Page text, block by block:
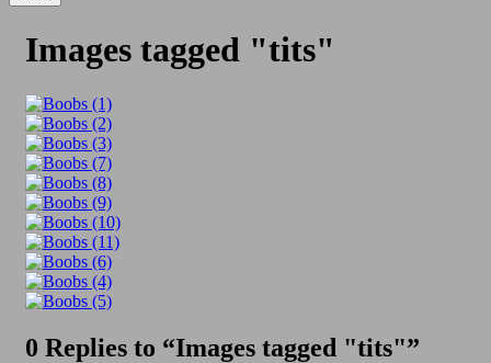
Images tagged "tits"
0 Replies to “Images tagged "tits"”